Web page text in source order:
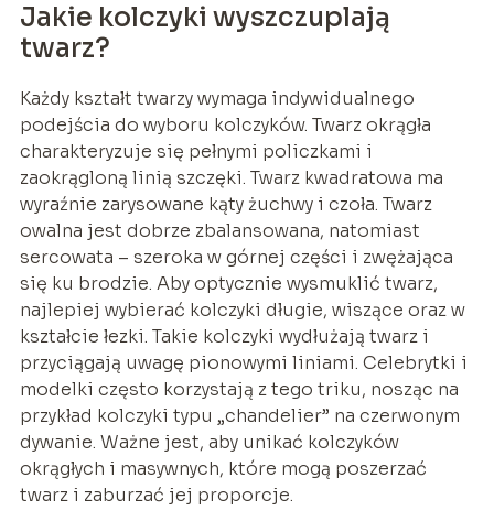
Jakie kolczyki wyszczuplają
twarz?
Każdy kształt twarzy wymaga indywidualnego
podejścia do wyboru kolczyków. Twarz okrągła
charakteryzuje się pełnymi policzkami i
zaokrągloną linią szczęki. Twarz kwadratowa ma
wyraźnie zarysowane kąty żuchwy i czoła. Twarz
owalna jest dobrze zbalansowana, natomiast
sercowata – szeroka w górnej części i zwężająca
się ku brodzie. Aby optycznie wysmuklić twarz,
najlepiej wybierać kolczyki długie, wiszące oraz w
kształcie łezki. Takie kolczyki wydłużają twarz i
przyciągają uwagę pionowymi liniami. Celebrytki i
modelki często korzystają z tego triku, nosząc na
przykład kolczyki typu „chandelier” na czerwonym
dywanie. Ważne jest, aby unikać kolczyków
okrągłych i masywnych, które mogą poszerzać
twarz i zaburzać jej proporcje.